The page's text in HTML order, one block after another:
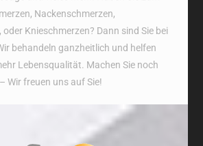
Nackenschmerzen,
Knieschmerzen? Dann sind Sie bei
behandeln ganzheitlich und helfen
Lebensqualität. Machen Sie noch
Wir freuen uns auf Sie!